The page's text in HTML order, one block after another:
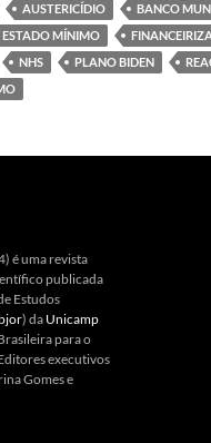
AUSTERICÍDIO BANCO
ESTADO MÍNIMO
NHS PLANO BIDEN
é uma revista
publicada
Estudos
) da Unicamp
para o
executivos
Gomes e